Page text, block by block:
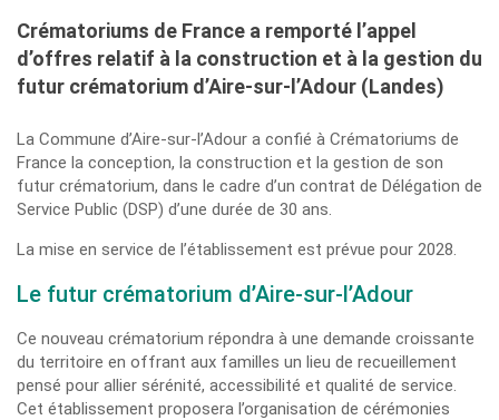
Crématoriums de France a remporté l’appel
d’offres relatif à la construction et à la gestion du
futur crématorium d’Aire-sur-l’Adour (Landes)
La Commune d’Aire-sur-l’Adour a confié à Crématoriums de
France la conception, la construction et la gestion de son
futur crématorium, dans le cadre d’un contrat de Délégation de
Service Public (DSP) d’une durée de 30 ans.
La mise en service de l’établissement est prévue pour 2028.
Le futur crématorium d’Aire-sur-l’Adour
Ce nouveau crématorium répondra à une demande croissante
du territoire en offrant aux familles un lieu de recueillement
pensé pour allier sérénité, accessibilité et qualité de service.
Cet établissement proposera l’organisation de cérémonies